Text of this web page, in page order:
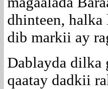
dhinteen, halka
dib markii ay
Dablayda dilka
qaatay dadkii